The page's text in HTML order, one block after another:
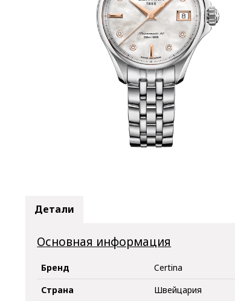
Детали
Основная информация
Бренд
Certina
Страна
Швейцария